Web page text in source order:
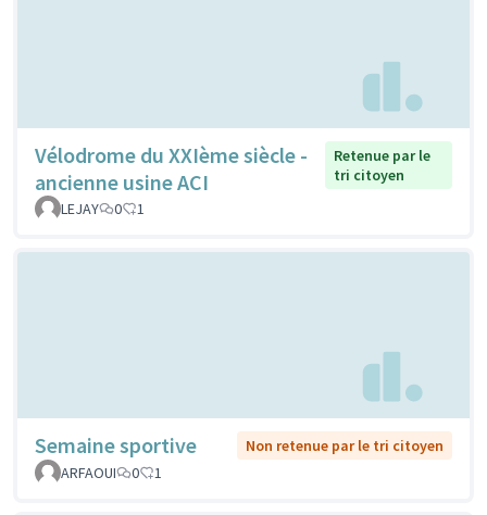
Vélodrome du XXIème siècle -
ancienne usine ACI
Retenue par le
tri citoyen
LEJAY
0 1
Semaine sportive
Non retenue par le tri citoyen
ARFAOUI
0 1